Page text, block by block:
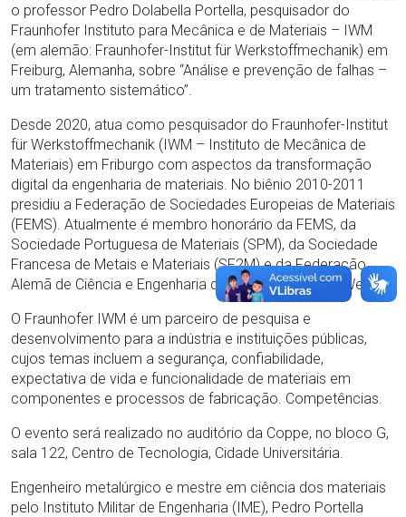
o professor Pedro Dolabella Portella, pesquisador do
Fraunhofer Instituto para Mecânica e de Materiais – IWM
(em alemão: Fraunhofer-Institut für Werkstoffmechanik) em
Freiburg, Alemanha, sobre “Análise e prevenção de falhas –
um tratamento sistemático”.
Desde 2020, atua como pesquisador do Fraunhofer-Institut
für Werkstoffmechanik (IWM – Instituto de Mecânica de
Materiais) em Friburgo com aspectos da transformação
digital da engenharia de materiais. No biênio 2010-2011
presidiu a Federação de Sociedades Europeias de Materiais
(FEMS). Atualmente é membro honorário da FEMS, da
Sociedade Portuguesa de Materiais (SPM), da Sociedade
Francesa de Metais e Materiais (SF2M) e da Federação
Alemã de Ciência e Engenharia de Materiais (BV MatWerk).
O Fraunhofer IWM é um parceiro de pesquisa e
desenvolvimento para a indústria e instituições públicas,
cujos temas incluem a segurança, confiabilidade,
expectativa de vida e funcionalidade de materiais em
componentes e processos de fabricação. Competências.
O evento será realizado no auditório da Coppe, no bloco G,
sala 122, Centro de Tecnologia, Cidade Universitária.
Engenheiro metalúrgico e mestre em ciência dos materiais
pelo Instituto Militar de Engenharia (IME), Pedro Portella